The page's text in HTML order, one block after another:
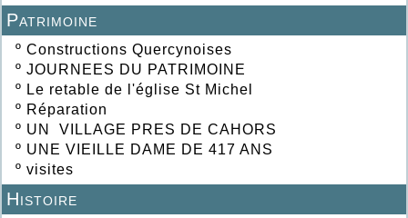
Patrimoine
º Constructions Quercynoises
º JOURNEES DU PATRIMOINE
º Le retable de l'église St Michel
º Réparation
º UN VILLAGE PRES DE CAHORS
º UNE VIEILLE DAME DE 417 ANS
º visites
Histoire